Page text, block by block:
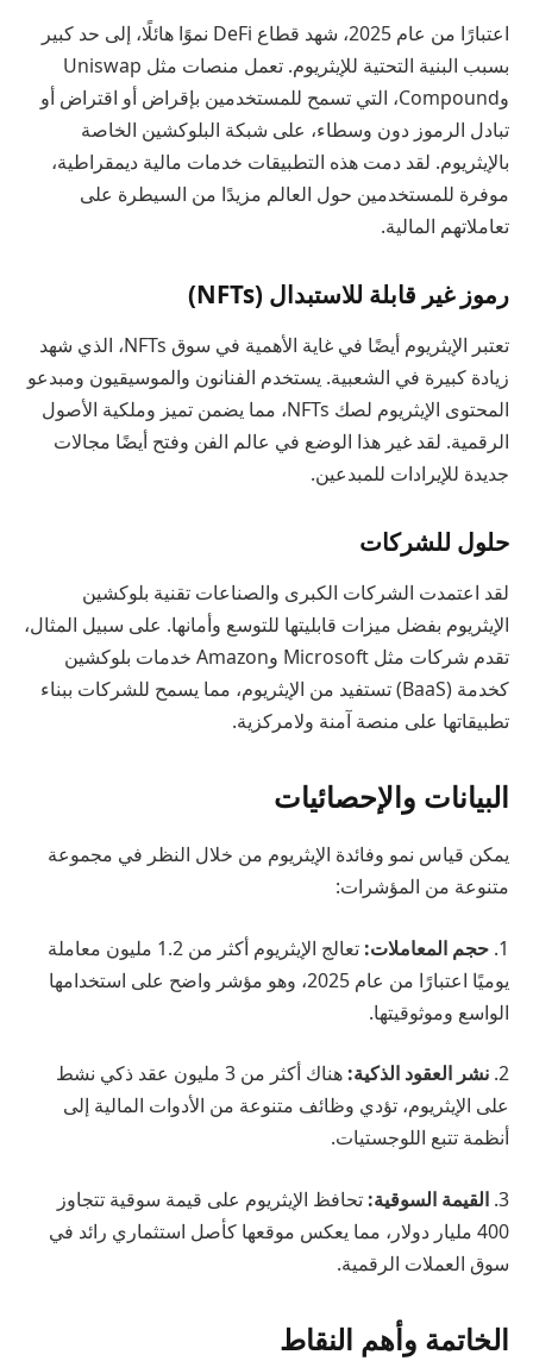
اعتبارًا من عام 2025، شهد قطاع DeFi نموًا هائلًا، إلى حد كبير
بسبب البنية التحتية للإيثريوم. تعمل منصات مثل Uniswap
وCompound، التي تسمح للمستخدمين بإقراض أو اقتراض أو
تبادل الرموز دون وسطاء، على شبكة البلوكشين الخاصة
بالإيثريوم. لقد دمت هذه التطبيقات خدمات مالية ديمقراطية،
موفرة للمستخدمين حول العالم مزيدًا من السيطرة على
تعاملاتهم المالية.
رموز غير قابلة للاستبدال (NFTs)
تعتبر الإيثريوم أيضًا في غاية الأهمية في سوق NFTs، الذي شهد
زيادة كبيرة في الشعبية. يستخدم الفنانون والموسيقيون ومبدعو
المحتوى الإيثريوم لصك NFTs، مما يضمن تميز وملكية الأصول
الرقمية. لقد غير هذا الوضع في عالم الفن وفتح أيضًا مجالات
جديدة للإيرادات للمبدعين.
حلول للشركات
لقد اعتمدت الشركات الكبرى والصناعات تقنية بلوكشين
الإيثريوم بفضل ميزات قابليتها للتوسع وأمانها. على سبيل المثال،
تقدم شركات مثل Microsoft وAmazon خدمات بلوكشين
كخدمة (BaaS) تستفيد من الإيثريوم، مما يسمح للشركات ببناء
تطبيقاتها على منصة آمنة ولامركزية.
البيانات والإحصائيات
يمكن قياس نمو وفائدة الإيثريوم من خلال النظر في مجموعة
متنوعة من المؤشرات:
1. حجم المعاملات:
تعالج الإيثريوم أكثر من 1.2 مليون معاملة
يوميًا اعتبارًا من عام 2025، وهو مؤشر واضح على استخدامها
الواسع وموثوقيتها.
2. نشر العقود الذكية:
هناك أكثر من 3 مليون عقد ذكي نشط
على الإيثريوم، تؤدي وظائف متنوعة من الأدوات المالية إلى
أنظمة تتبع اللوجستيات.
3. القيمة السوقية: تحافظ الإيثريوم على قيمة سوقية تتجاوز
400 مليار دولار، مما يعكس موقعها كأصل استثماري رائد في
سوق العملات الرقمية.
الخاتمة وأهم النقاط